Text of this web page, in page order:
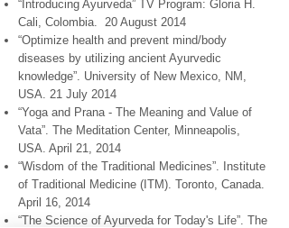
“Introducing Ayurveda” TV Program: Gloria H.
Cali, Colombia. 20 August 2014
“Optimize health and prevent mind/body
diseases by utilizing ancient Ayurvedic
knowledge”. University of New Mexico, NM,
USA. 21 July 2014
“Yoga and Prana - The Meaning and Value of
Vata”. The Meditation Center, Minneapolis,
USA. April 21, 2014
“Wisdom of the Traditional Medicines”. Institute
of Traditional Medicine (ITM). Toronto, Canada.
April 16, 2014
“The Science of Ayurveda for Today's Life”. The